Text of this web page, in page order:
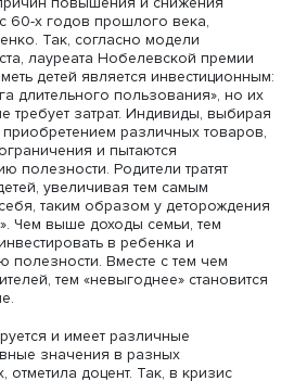
в периоды
кризисов,
и доходов населения, ростом
т.д. Для проверки гипотезы
и долгосрочные связи
показателями.
причин повышения и снижения
с 60-х годов прошлого века,
Так, согласно модели
лауреата Нобелевской
иметь детей является
длительного пользования»,
требует затрат. Индивиды,
и приобретением различных
ограничения и пытаются
полезности. Родители тратят
детей, увеличивая тем самым